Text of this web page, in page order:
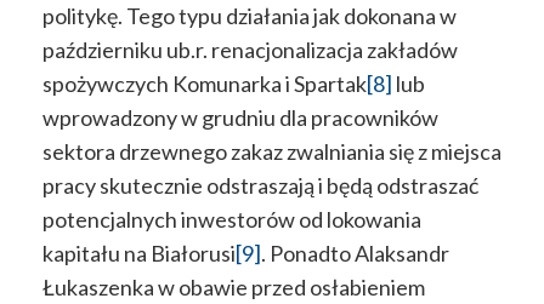
politykę. Tego typu działania jak dokonana w
październiku ub.r. renacjonalizacja zakładów
spożywczych Komunarka i Spartak[8] lub
wprowadzony w grudniu dla pracowników
sektora drzewnego zakaz zwalniania się z miejsca
pracy skutecznie odstraszają i będą odstraszać
potencjalnych inwestorów od lokowania
kapitału na Białorusi[9]. Ponadto Alaksandr
Łukaszenka w obawie przed osłabieniem